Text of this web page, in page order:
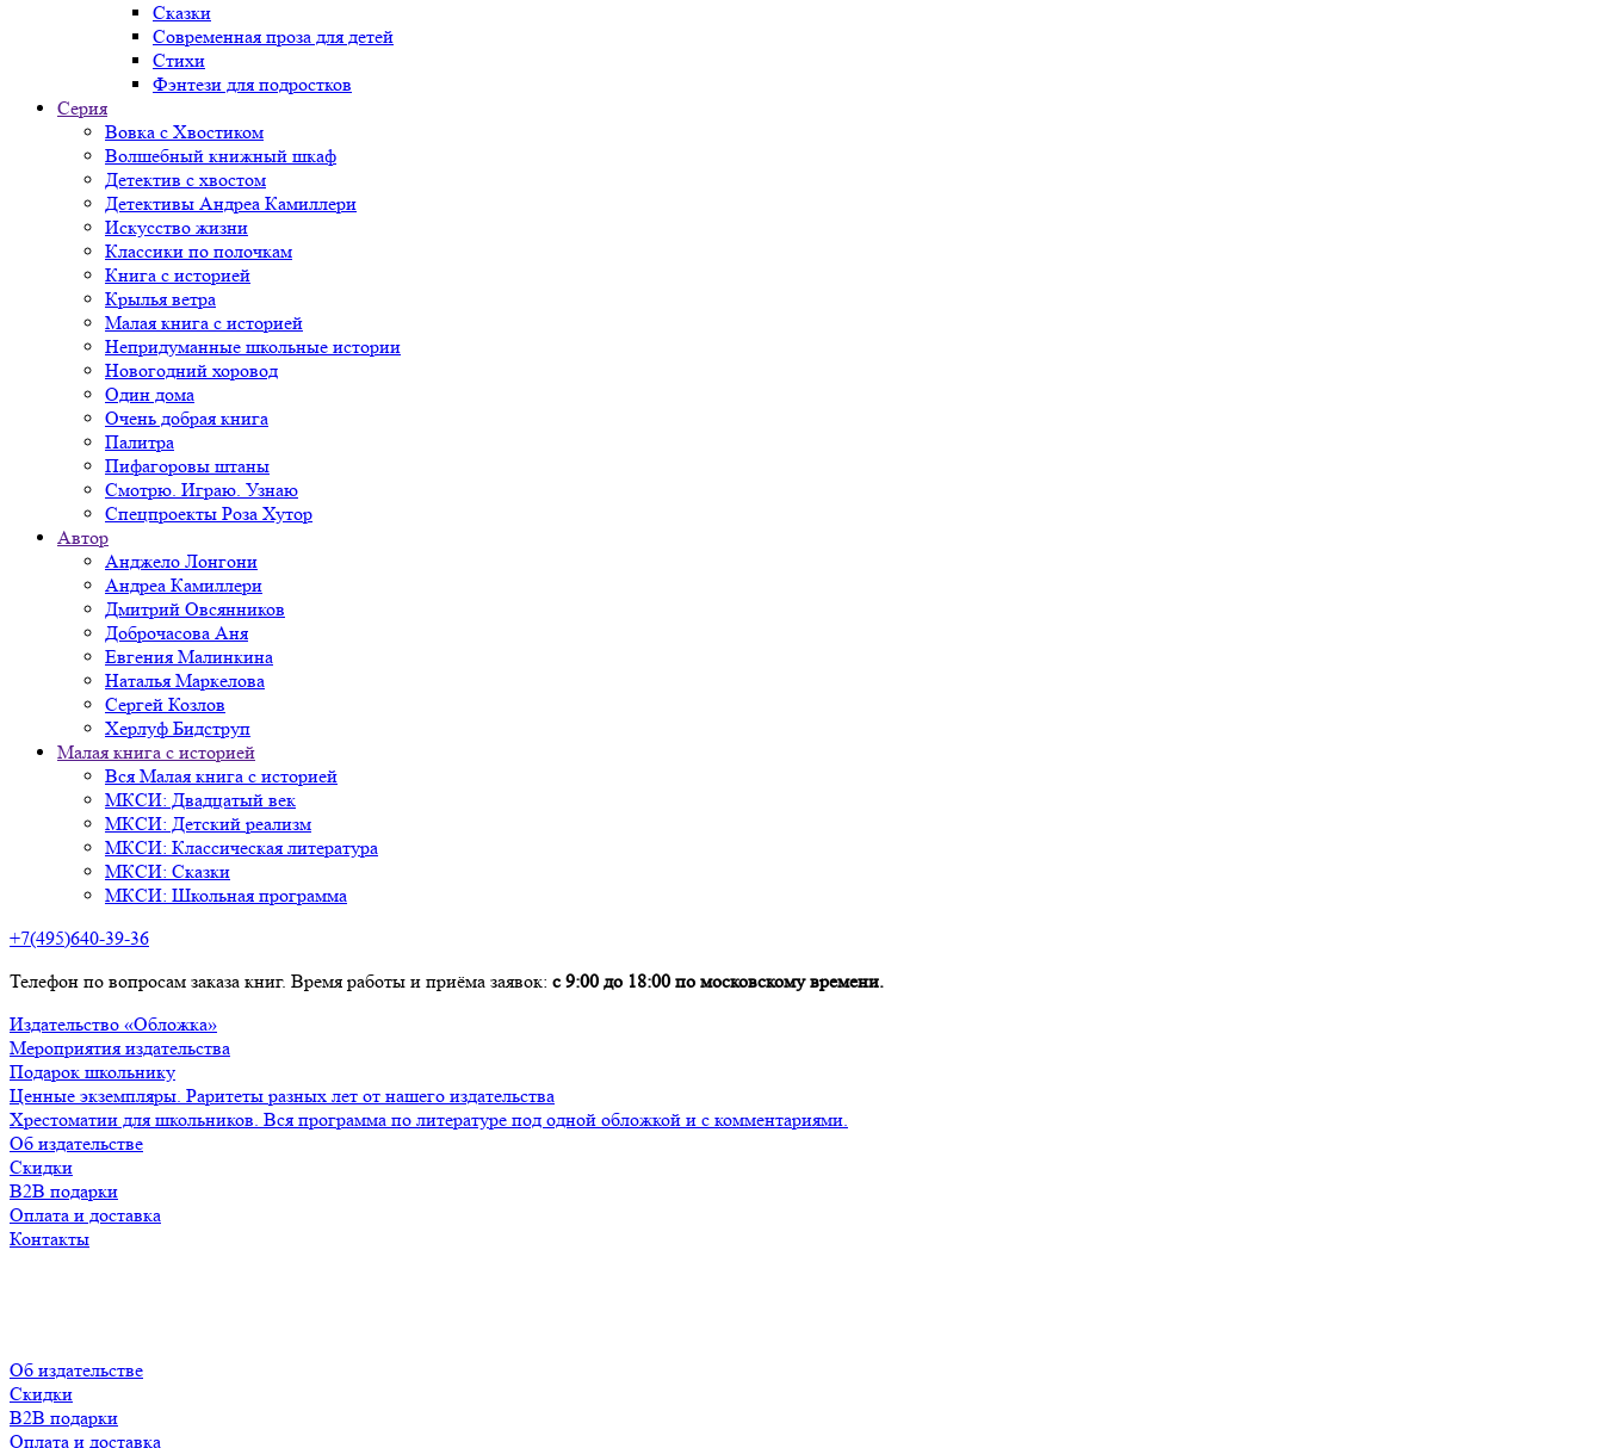
Сказки
Современная проза для детей
Стихи
Фэнтези для подростков
Серия
Вовка с Хвостиком
Волшебный книжный шкаф
Детектив с хвостом
Детективы Андреа Камиллери
Искусство жизни
Классики по полочкам
Книга с историей
Крылья ветра
Малая книга с историей
Непридуманные школьные истории
Новогодний хоровод
Один дома
Очень добрая книга
Палитра
Пифагоровы штаны
Смотрю. Играю. Узнаю
Спецпроекты Роза Хутор
Автор
Анджело Лонгони
Андреа Камиллери
Дмитрий Овсянников
Доброчасова Аня
Евгения Малинкина
Наталья Маркелова
Сергей Козлов
Херлуф Бидструп
Малая книга с историей
Вся Малая книга с историей
МКСИ: Двадцатый век
МКСИ: Детский реализм
МКСИ: Классическая литература
МКСИ: Сказки
МКСИ: Школьная программа
+7(495)640-39-36
Телефон по вопросам заказа книг. Время работы и приёма заявок: с 9:00 до 18:00 по московскому времени.
Издательство «Обложка»
Мероприятия издательства
Подарок школьнику
Ценные экземпляры. Раритеты разных лет от нашего издательства
Хрестоматии для школьников. Вся программа по литературе под одной обложкой и с комментариями.
Об издательстве
Скидки
B2B подарки
Оплата и доставка
Контакты
Об издательстве
Скидки
B2B подарки
Оплата и доставка